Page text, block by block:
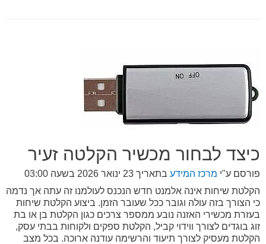
כיצד לבחור מכשיר הקלטה זעיר
פורסם ע"י מרכז המידע בתאריך 23 ינואר 2026 בשעה 03:00
הקלטת שיחות אינה אלמנט חדש הנכנס לעולמנו זה עתה אך נדמה
כי הצורך בזה עולה וגובר ככל שעובר הזמן. ביצוע הקלטת שיחות
בעזרת מכשירי האזנה נובע ממספר צרכים כגון הקלטת בן או בת
זוג בוגדים לצורך ווידוי קביל, הקלטת ספקים ולקוחות בבתי עסק,
הקלטת מעסיק לצורך תיעוד והרשימה עודנה ארוכה. בכל מצב